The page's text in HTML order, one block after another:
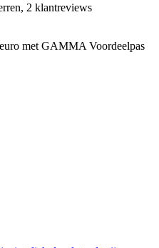
2 klantreviews
met GAMMA Voordeelpas